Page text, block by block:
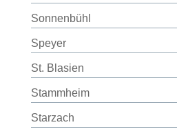
Sonnenbühl
Speyer
St. Blasien
Stammheim
Starzach